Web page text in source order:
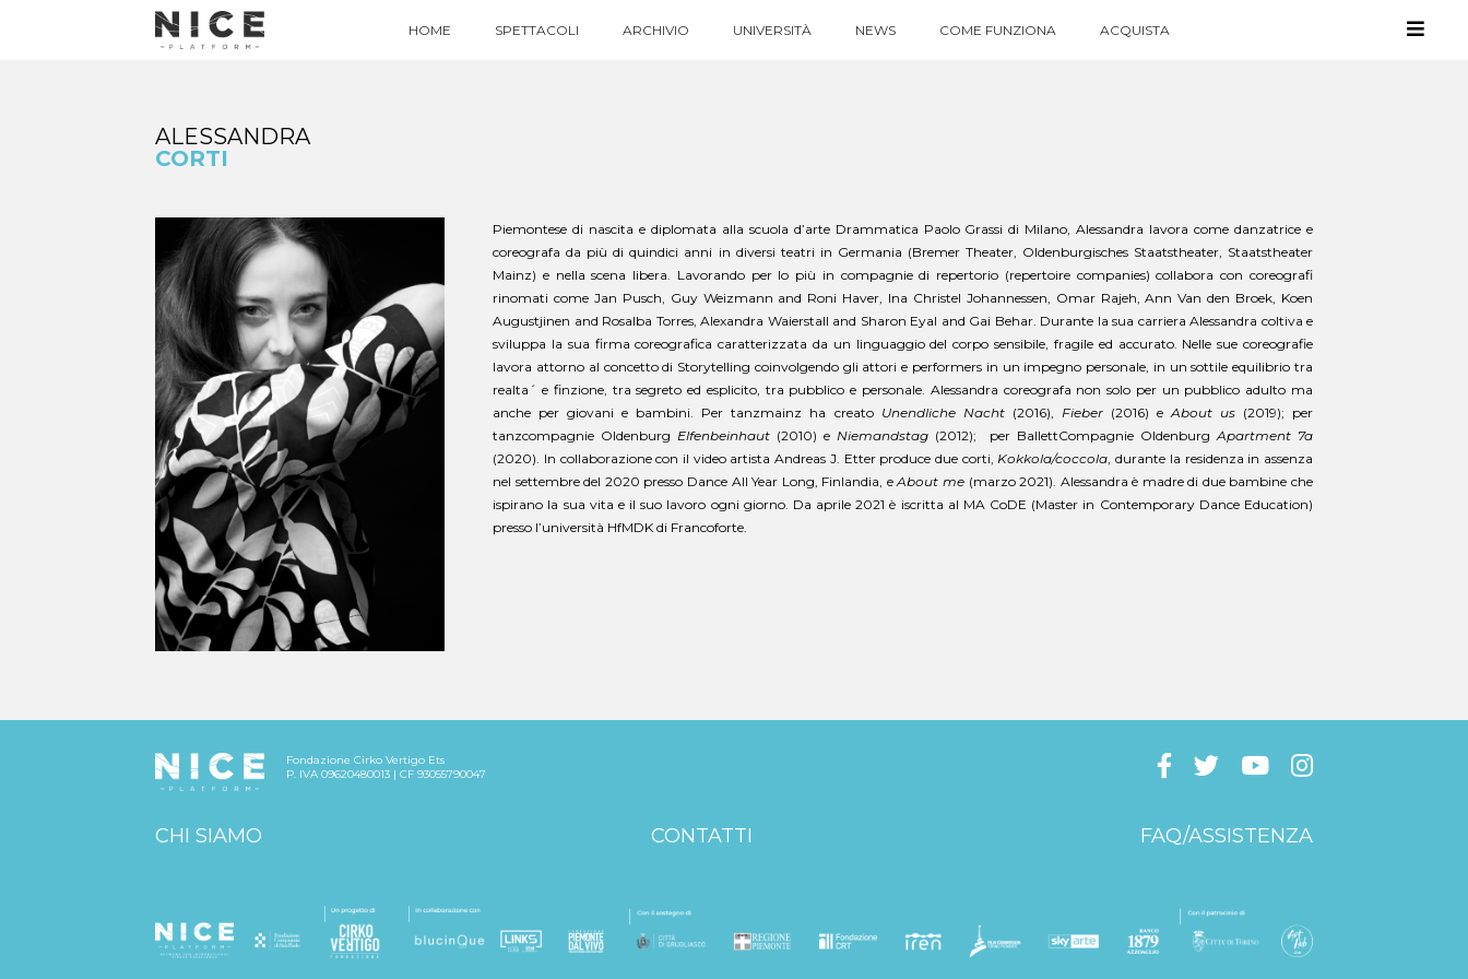
HOME SPETTACOLI ARCHIVIO UNIVERSITÀ NEWS COME FUNZIONA ACQUISTA
ALESSANDRA
CORTI
Piemontese di nascita e diplomata alla scuola d’arte Drammatica Paolo Grassi di Milano, Alessandra lavora come danzatrice e
coreografa da più di quindici anni in diversi teatri in Germania (Bremer Theater, Oldenburgisches Staatstheater, Staatstheater
Mainz) e nella scena libera. Lavorando per lo più in compagnie di repertorio (repertoire companies) collabora con coreografi
rinomati come Jan Pusch, Guy Weizmann and Roni Haver, Ina Christel Johannessen, Omar Rajeh, Ann Van den Broek, Koen
Augustjinen and Rosalba Torres, Alexandra Waierstall and Sharon Eyal and Gai Behar. Durante la sua carriera Alessandra coltiva e
sviluppa la sua firma coreografica caratterizzata da un linguaggio del corpo sensibile, fragile ed accurato. Nelle sue coreografie
lavora attorno al concetto di Storytelling coinvolgendo gli attori e performers in un impegno personale, in un sottile equilibrio tra
realta´ e finzione, tra segreto ed esplicito, tra pubblico e personale. Alessandra coreografa non solo per un pubblico adulto ma
anche per giovani e bambini. Per tanzmainz ha creato Unendliche Nacht(2016), Fieber(2016) eAbout us(2019); per
tanzcompagnie OldenburgElfenbeinhaut (2010) eNiemandstag (2012); per BallettCompagnie OldenburgApartment 7a
(2020). In collaborazione con il video artista Andreas J. Etter produce due corti,Kokkola/coccola, durante la residenza in assenza
nel settembre del 2020 presso Dance All Year Long, Finlandia, eAbout me(marzo 2021). Alessandra è madre di due bambine che
ispirano la sua vita e il suo lavoro ogni giorno. Da aprile 2021 è iscritta al MA CoDE (Master in Contemporary Dance Education)
presso l’università HfMDK di Francoforte.
Fondazione Cirko Vertigo Ets
P. IVA 09620480013 | CF 93055790047
CHI SIAMO CONTATTI FAQ/ASSISTENZA